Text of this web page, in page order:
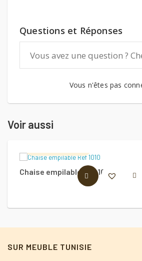
Questions et Réponses
Vous n'êtes pas
Voir aussi
Chaise empilable Ref 1010LIRE LA SUITE
SUR MEUBLE TUNISIE